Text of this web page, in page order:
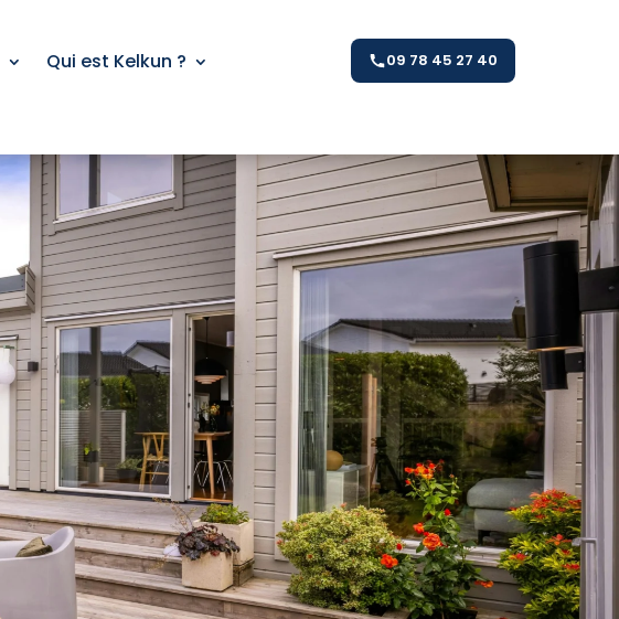
Qui est Kelkun ?
09 78 45 27 40